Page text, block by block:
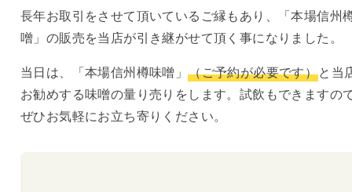
長年お取引をさせて頂いているご縁もあり、「本場信州
噌」の販売を当店が引き継がせて頂く事になりました。
当日は、「本場信州樽味噌」（ご予約が必要です）と当
お勧めする味噌の量り売りをします。試飲もできますの
ぜひお気軽にお立ち寄りください。